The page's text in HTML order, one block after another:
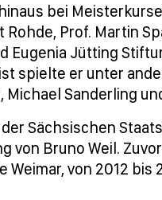
bei
Prof. Martin
Eugenia Jütting
spielte er unter
Sanderling
Sächsischen
Bruno Weil.
von 2012 bis